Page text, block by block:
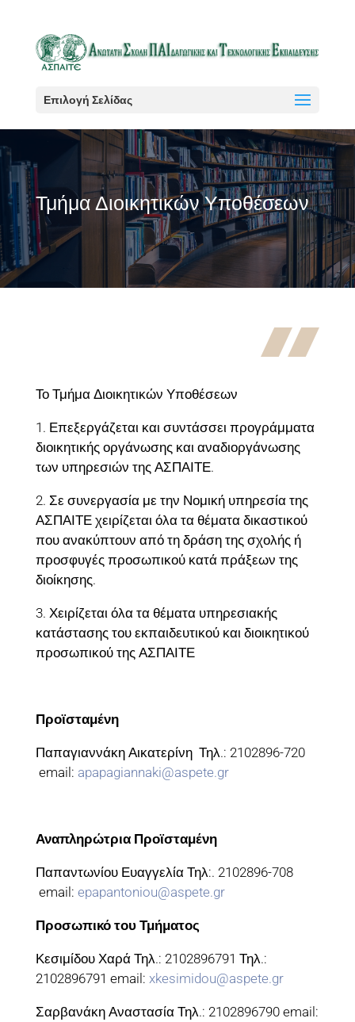
Επιλογή Σελίδας
Τμήμα Διοικητικών Υποθέσεων
Το Τμήμα Διοικητικών Υποθέσεων
1. Επεξεργάζεται και συντάσσει προγράμματα
διοικητικής οργάνωσης και αναδιοργάνωσης
των υπηρεσιών της ΑΣΠΑΙΤΕ.
2. Σε συνεργασία με την Νομική υπηρεσία της
ΑΣΠΑΙΤΕ χειρίζεται όλα τα θέματα δικαστικού
που ανακύπτουν από τη δράση της σχολής ή
προσφυγές προσωπικού κατά πράξεων της
διοίκησης.
3. Χειρίζεται όλα τα θέματα υπηρεσιακής
κατάστασης του εκπαιδευτικού και διοικητικού
προσωπικού της ΑΣΠΑΙΤΕ
Προϊσταμένη
Παπαγιαννάκη Αικατερίνη Τηλ.: 2102896-720
email: apapagiannaki@aspete.gr
Αναπληρώτρια Προϊσταμένη
Παπαντωνίου Ευαγγελία Τηλ:. 2102896-708
email: epapantoniou@aspete.gr
Προσωπικό του Τμήματος
Κεσιμίδου Χαρά Τηλ.: 2102896791 Τηλ.:
2102896791 email: xkesimidou@aspete.gr
Σαρβανάκη Αναστασία Τηλ.: 2102896790 email: